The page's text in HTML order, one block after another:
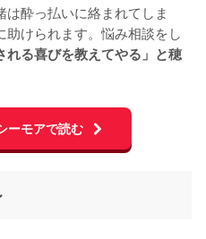
酔っ払いに絡まれてしま
けられます。悩み相談をし
れる喜びを教えてやる」と穂
ーモアで読む